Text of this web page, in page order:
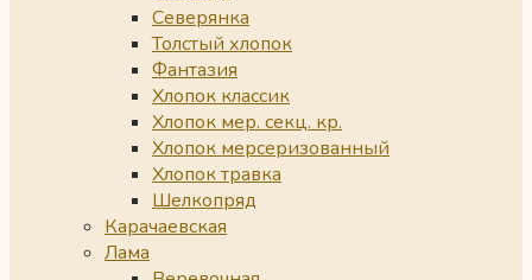
Северянка
Толстый хлопок
Фантазия
Хлопок классик
Хлопок мер. секц. кр.
Хлопок мерсеризованный
Хлопок травка
Шелкопряд
Карачаевская
Лама